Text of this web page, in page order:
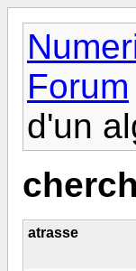
Forum
d'un
atrasse